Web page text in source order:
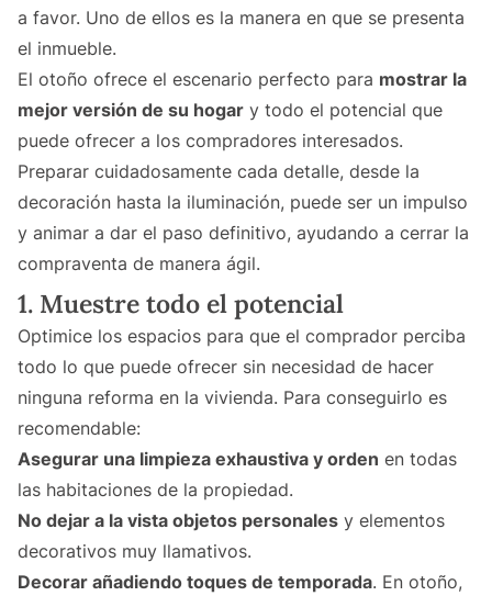
a favor. Uno de ellos es la manera en que se presenta
el inmueble.
El otoño ofrece el escenario perfecto para mostrar la
mejor versión de su hogar y todo el potencial que
puede ofrecer a los compradores interesados.
Preparar cuidadosamente cada detalle, desde la
decoración hasta la iluminación, puede ser un impulso
y animar a dar el paso definitivo, ayudando a cerrar la
compraventa de manera ágil.
1. Muestre todo el potencial
Optimice los espacios para que el comprador perciba
todo lo que puede ofrecer sin necesidad de hacer
ninguna reforma en la vivienda. Para conseguirlo es
recomendable:
Asegurar una limpieza exhaustiva y orden en todas
las habitaciones de la propiedad.
No dejar a la vista objetos personales y elementos
decorativos muy llamativos.
Decorar añadiendo toques de temporada. En otoño,